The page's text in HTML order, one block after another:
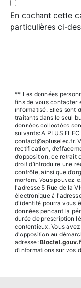
En cochant cette
particulières ci-
** Les données
fins de vous contacter
informatisé. Elles sont
traitants dans le seul
données collectées
suivants: A PLUS
contact@apluselec.fr.
rectification,
d’opposition, de retrait
droit d’introduire une
contrôle, ainsi que
mortem. Vous pouvez
l'adresse 5 Rue de la
électronique à
d'identité pourra vous
données pendant la
durée de prescription
contentieux. Vous
d'opposition au
adresse:
d’informations sur vos